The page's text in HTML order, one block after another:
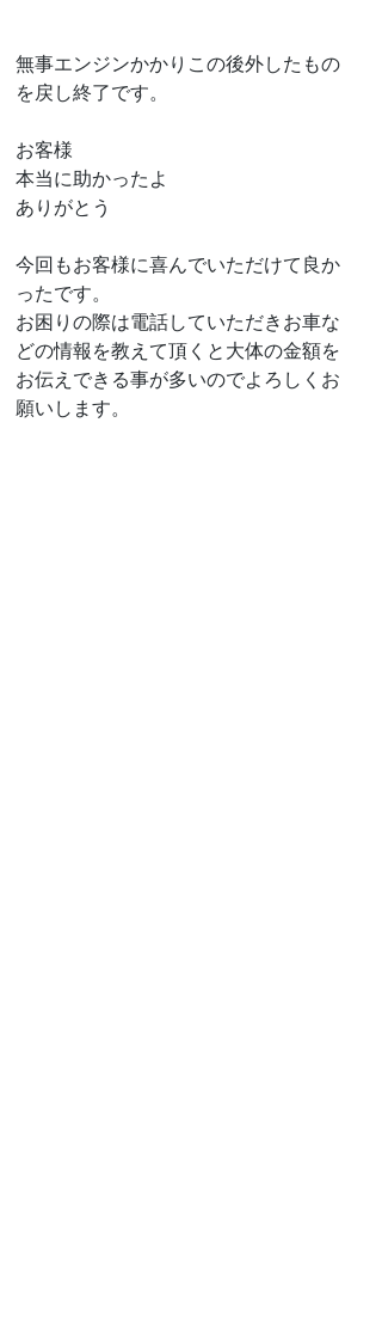
無事エンジンかかりこの後外したもの
を戻し終了です。
お客様
本当に助かったよ
ありがとう
今回もお客様に喜んでいただけて良か
ったです。
お困りの際は電話していただきお車な
どの情報を教えて頂くと大体の金額を
お伝えできる事が多いのでよろしくお
願いします。